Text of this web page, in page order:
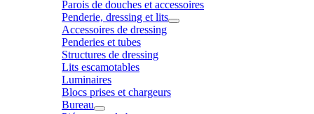
Parois de douches et accessoires
Penderie, dressing et lits
Accessoires de dressing
Penderies et tubes
Structures de dressing
Lits escamotables
Luminaires
Blocs prises et chargeurs
Bureau